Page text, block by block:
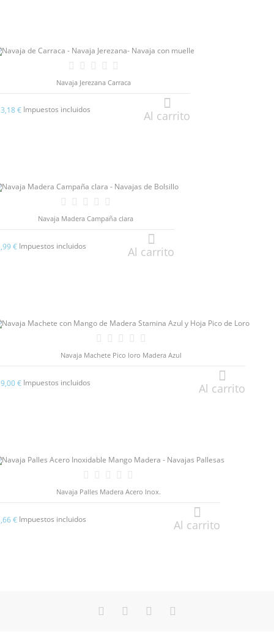
Navaja Jerezana Carraca
€ Impuestos incluidos Al carrito
Navaja Madera Campaña clara
€ Impuestos incluidos Al carrito
Navaja Machete Pico loro Madera Azul
€ Impuestos incluidos Al carrito
Navaja Palles Madera Acero Inox.
€ Impuestos incluidos Al carrito